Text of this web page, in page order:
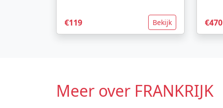
€119 Bekijk €470
Meer over FRANKRIJK